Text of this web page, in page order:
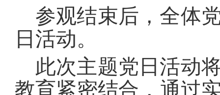
参观结束后，全体
日活动。
此次主题党日活动
教育紧密结合，通过